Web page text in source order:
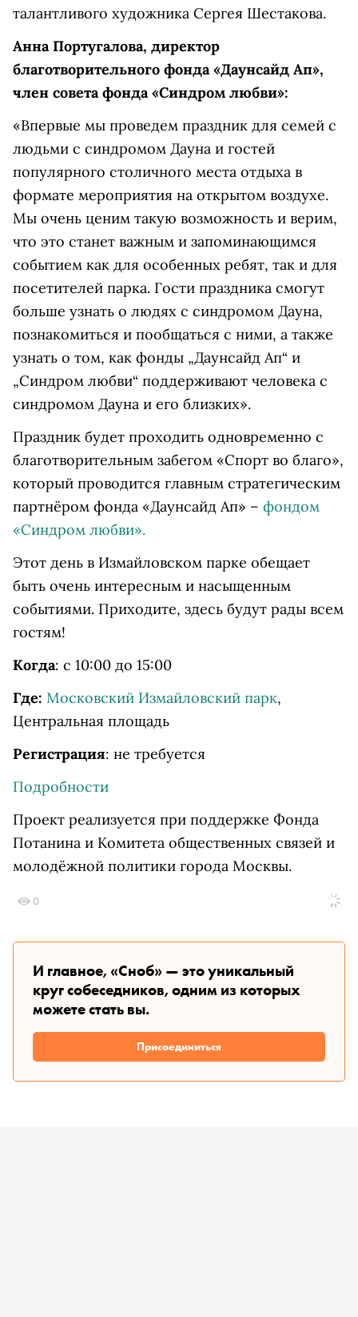
талантливого художника Сергея Шестакова.
Анна Португалова, директор
благотворительного фонда «Даунсайд Ап»,
член совета фонда «Синдром любви»:
«Впервые мы проведем праздник для семей с
людьми с синдромом Дауна и гостей
популярного столичного места отдыха в
формате мероприятия на открытом воздухе.
Мы очень ценим такую возможность и верим,
что это станет важным и запоминающимся
событием как для особенных ребят, так и для
посетителей парка. Гости праздника смогут
больше узнать о людях с синдромом Дауна,
познакомиться и пообщаться с ними, а также
узнать о том, как фонды „Даунсайд Ап“ и
„Синдром любви“ поддерживают человека с
синдромом Дауна и его близких».
Праздник будет проходить одновременно с
благотворительным забегом «Спорт во благо»,
который проводится главным стратегическим
партнёром фонда «Даунсайд Ап» – фондом
«Синдром любви».
Этот день в Измайловском парке обещает
быть очень интересным и насыщенным
событиями. Приходите, здесь будут рады всем
гостям!
Когда: с 10:00 до 15:00
Где: Московский Измайловский парк,
Центральная площадь
Регистрация: не требуется
Подробности
Проект реализуется при поддержке Фонда
Потанина и Комитета общественных связей и
молодёжной политики города Москвы.
0
И главное, «Сноб» — это уникальный
круг собеседников, одним из которых
можете стать вы.
Присоединиться